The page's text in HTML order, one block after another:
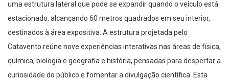
estacionado, alcançando 60 metros quadrados em seu interior,
destinados à área expositiva. A estrutura projetada pelo
Catavento reúne nove experiências interativas nas áreas de física,
química, biologia e geografia e história, pensadas para despertar a
curiosidade do público e fomentar a divulgação científica. Esta
adaptação permite reunir pontos-chave da exposição de longa